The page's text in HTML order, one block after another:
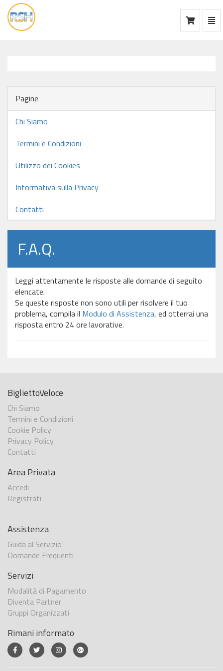
vai
alla
Pagine
Chi Siamo
Termini e Condizioni
Utilizzo dei Cookies
Informativa sulla Privacy
Contatti
F.A.Q.
Leggi attentamente le risposte alle domande di seguito
elencate.
Se queste risposte non sono utili per risolvere il tuo
problema, compila il Modulo di Assistenza, ed otterrai una
risposta entro 24 ore lavorative.
BigliettoVeloce
Chi Siamo
Termini e Condizioni
Cookie Policy
Privacy Policy
Contatti
Area Privata
Accedi
Registrati
Assistenza
Guida al Servizio
Domande Frequenti
Servizi
Modalità di Pagamento
Diventa Partner
Gruppi Organizzati
Rimani informato